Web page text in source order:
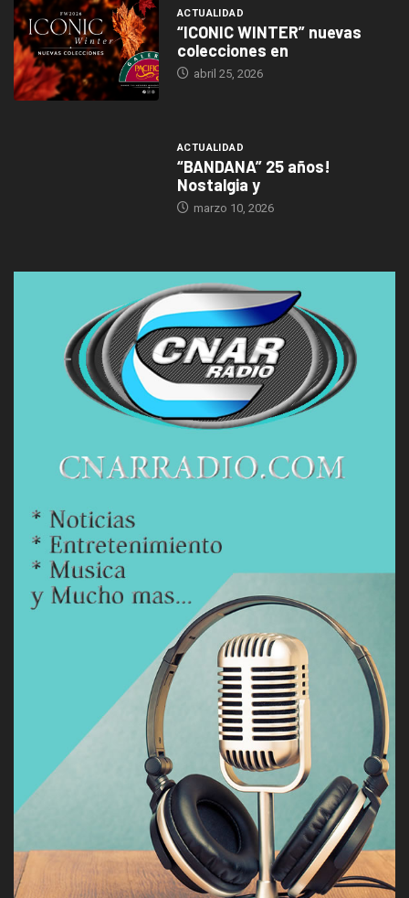
ACTUALIDAD
“ICONIC WINTER” nuevas
colecciones en
abril 25, 2026
ACTUALIDAD
“BANDANA” 25 años!
Nostalgia y
marzo 10, 2026